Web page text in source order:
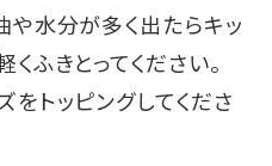
水分が多く出たらキッ
ふきとってください。
トッピングしてくださ